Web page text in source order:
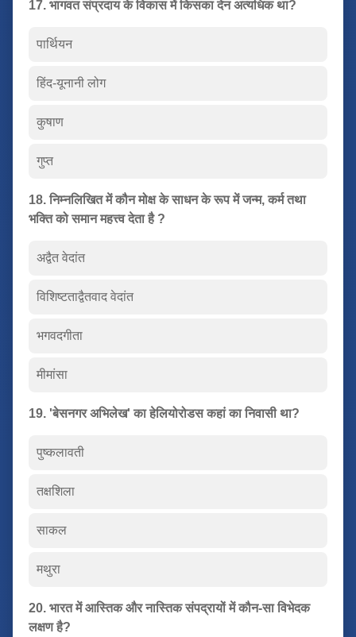
17. भागवत संप्रदाय के विकास में किसका देन अत्यधिक था?
पार्थियन
हिंद-यूनानी लोग
कुषाण
गुप्त
18. निम्नलिखित में कौन मोक्ष के साधन के रूप में जन्म, कर्म तथा
भक्ति को समान महत्त्व देता है ?
अद्वैत वेदांत
विशिष्टताद्वैतवाद वेदांत
भगवदगीता
मीमांसा
19. 'बेसनगर अभिलेख' का हेलियोरोडस कहां का निवासी था?
पुष्कलावती
तक्षशिला
साकल
मथुरा
20. भारत में आस्तिक और नास्तिक संपद्रायों में कौन-सा विभेदक
लक्षण है?